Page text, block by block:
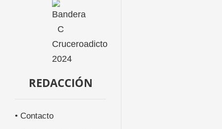
REDACCIÓN
• Contacto